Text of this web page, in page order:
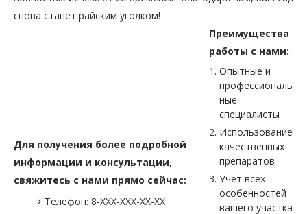
снова станет райским уголком!
Для получения более подробной
информации и консультации,
свяжитесь с нами прямо сейчас:
Телефон: 8-XXX-XXX-XX-XX
Преимущества
работы с нами:
Опытные и
профессиональ
ные
специалисты
Использование
качественных
препаратов
Учет всех
особенностей
вашего участка